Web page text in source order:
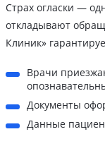
Страх огласки —
откладывают
Клиник»
Врачи
Документы
Данные